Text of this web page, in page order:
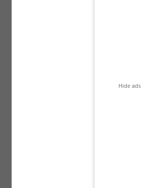
Hide ads